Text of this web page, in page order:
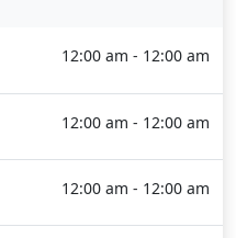
12:00 am - 12:00 am
12:00 am - 12:00 am
12:00 am - 12:00 am